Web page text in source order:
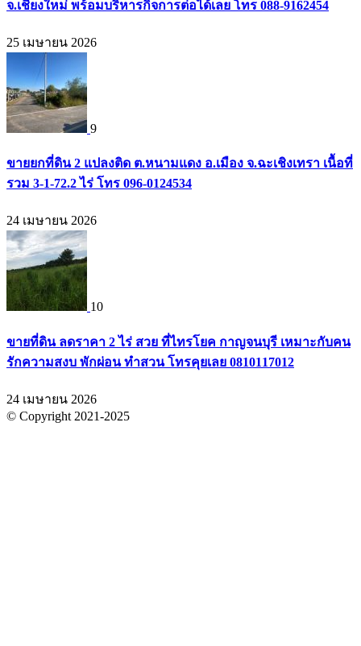
จ.เชียงใหม่ พร้อมบริหารกิจการต่อได้เลย โทร 088-9162454
25 เมษายน 2026
9
ขายยกที่ดิน 2 แปลงติด ต.หนามแดง อ.เมือง จ.ฉะเชิงเทรา เนื้อที่
รวม 3-1-72.2 ไร่ โทร 096-0124534
24 เมษายน 2026
10
ขายที่ดิน ลดราคา 2 ไร่ สวย ที่ไทรโยค กาญจนบุรี เหมาะกับคน
รักความสงบ พักผ่อน ทำสวน โทรคุยเลย 0810117012
24 เมษายน 2026
© Copyright 2021-2025